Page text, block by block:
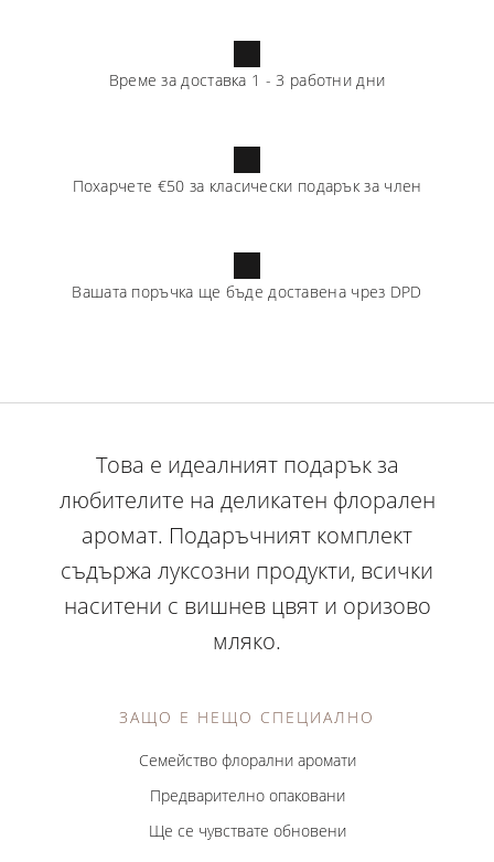
Време за доставка 1 - 3 работни дни
Похарчете €50 за класически подарък за член
Вашата поръчка ще бъде доставена чрез DPD
Това е идеалният подарък за
любителите на деликатен флорален
аромат. Подаръчният комплект
съдържа луксозни продукти, всички
наситени с вишнев цвят и оризово
мляко.
ЗАЩО Е НЕЩО СПЕЦИАЛНО
Семейство флорални аромати
Предварително опаковани
Ще се чувствате обновени